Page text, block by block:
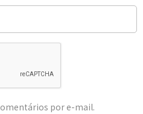
por e-mail.